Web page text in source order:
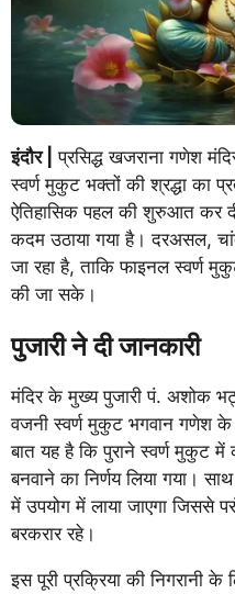
इंदौर | प्रसिद्ध खजराना गणेश
स्वर्ण मुकुट भक्तों की श्रद्धा का
ऐतिहासिक पहल की शुरुआत कर
कदम उठाया गया है। दरअसल,
जा रहा है, ताकि फाइनल स्वर्ण
की जा सके।
पुजारी ने दी जानकारी
मंदिर के मुख्य पुजारी पं. अशोक
वजनी स्वर्ण मुकुट भगवान गणेश के
बात यह है कि पुराने स्वर्ण
बनवाने का निर्णय लिया गया।
में उपयोग में लाया जाएगा जिससे
बरकरार रहे।
इस पूरी प्रक्रिया की निगरानी